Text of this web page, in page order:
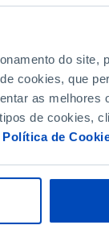
do site,
cookies, que
as melhores
de cookies,
Política de